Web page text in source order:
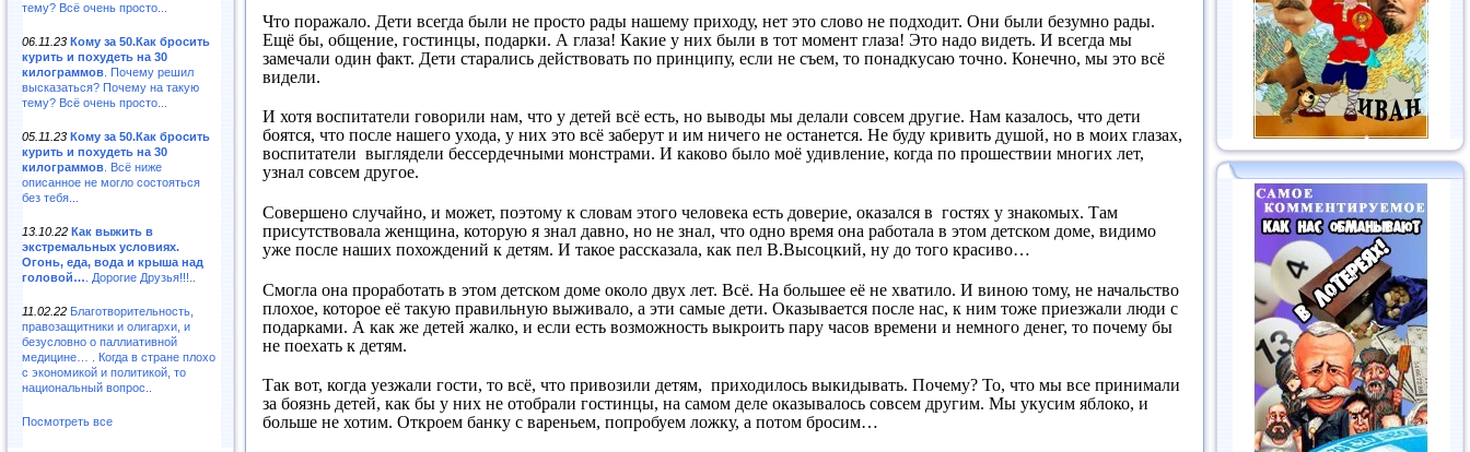
тему? Всё очень просто...
06.11.23 Кому за 50.Как бросить
курить и похудеть на 30
килограммов . Почему решил
высказаться? Почему на такую
тему? Всё очень просто...
05.11.23 Кому за 50.Как бросить
курить и похудеть на 30
килограммов . Всё ниже
описанное не могло состояться
без тебя...
13.10.22 Как выжить в
экстремальных условиях.
Огонь, еда, вода и крыша над
головой… . Дорогие Друзья!!!..
11.02.22 Благотворительность,
правозащитники и олигархи, и
безусловно о паллиативной
медицине… . Когда в стране плохо
с экономикой и политикой, то
национальный вопрос..
Посмотреть все
Что поражало. Дети всегда были не просто рады нашему приходу, нет это слово не подходит. Они были безумно рады.
Ещё бы, общение, гостинцы, подарки. А глаза! Какие у них были в тот момент глаза! Это надо видеть. И всегда мы
замечали один факт. Дети старались действовать по принципу, если не съем, то понадкусаю точно. Конечно, мы это всё
видели.
И хотя воспитатели говорили нам, что у детей всё есть, но выводы мы делали совсем другие. Нам казалось, что дети
боятся, что после нашего ухода, у них это всё заберут и им ничего не останется. Не буду кривить душой, но в моих глазах,
воспитатели выглядели бессердечными монстрами. И каково было моё удивление, когда по прошествии многих лет,
узнал совсем другое.
Совершено случайно, и может, поэтому к словам этого человека есть доверие, оказался в гостях у знакомых. Там
присутствовала женщина, которую я знал давно, но не знал, что одно время она работала в этом детском доме, видимо
уже после наших похождений к детям. И такое рассказала, как пел В.Высоцкий, ну до того красиво…
Смогла она проработать в этом детском доме около двух лет. Всё. На большее её не хватило. И виною тому, не начальство
плохое, которое её такую правильную выживало, а эти самые дети. Оказывается после нас, к ним тоже приезжали люди с
подарками. А как же детей жалко, и если есть возможность выкроить пару часов времени и немного денег, то почему бы
не поехать к детям.
Так вот, когда уезжали гости, то всё, что привозили детям, приходилось выкидывать. Почему? То, что мы все принимали
за боязнь детей, как бы у них не отобрали гостинцы, на самом деле оказывалось совсем другим. Мы укусим яблоко, и
больше не хотим. Откроем банку с вареньем, попробуем ложку, а потом бросим…